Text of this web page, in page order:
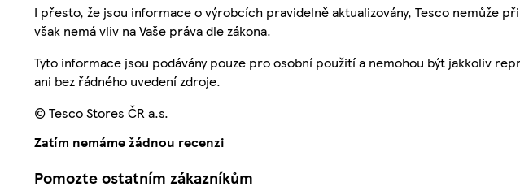
I přesto, že jsou informace o výrobcích pravidelně aktualizovány, Tesco nemůže
však nemá vliv na Vaše práva dle zákona.
Tyto informace jsou podávány pouze pro osobní použití a nemohou být jakkoliv
ani bez řádného uvedení zdroje.
© Tesco Stores ČR a.s.
Zatím nemáme žádnou recenzi
Pomozte ostatním zákazníkům